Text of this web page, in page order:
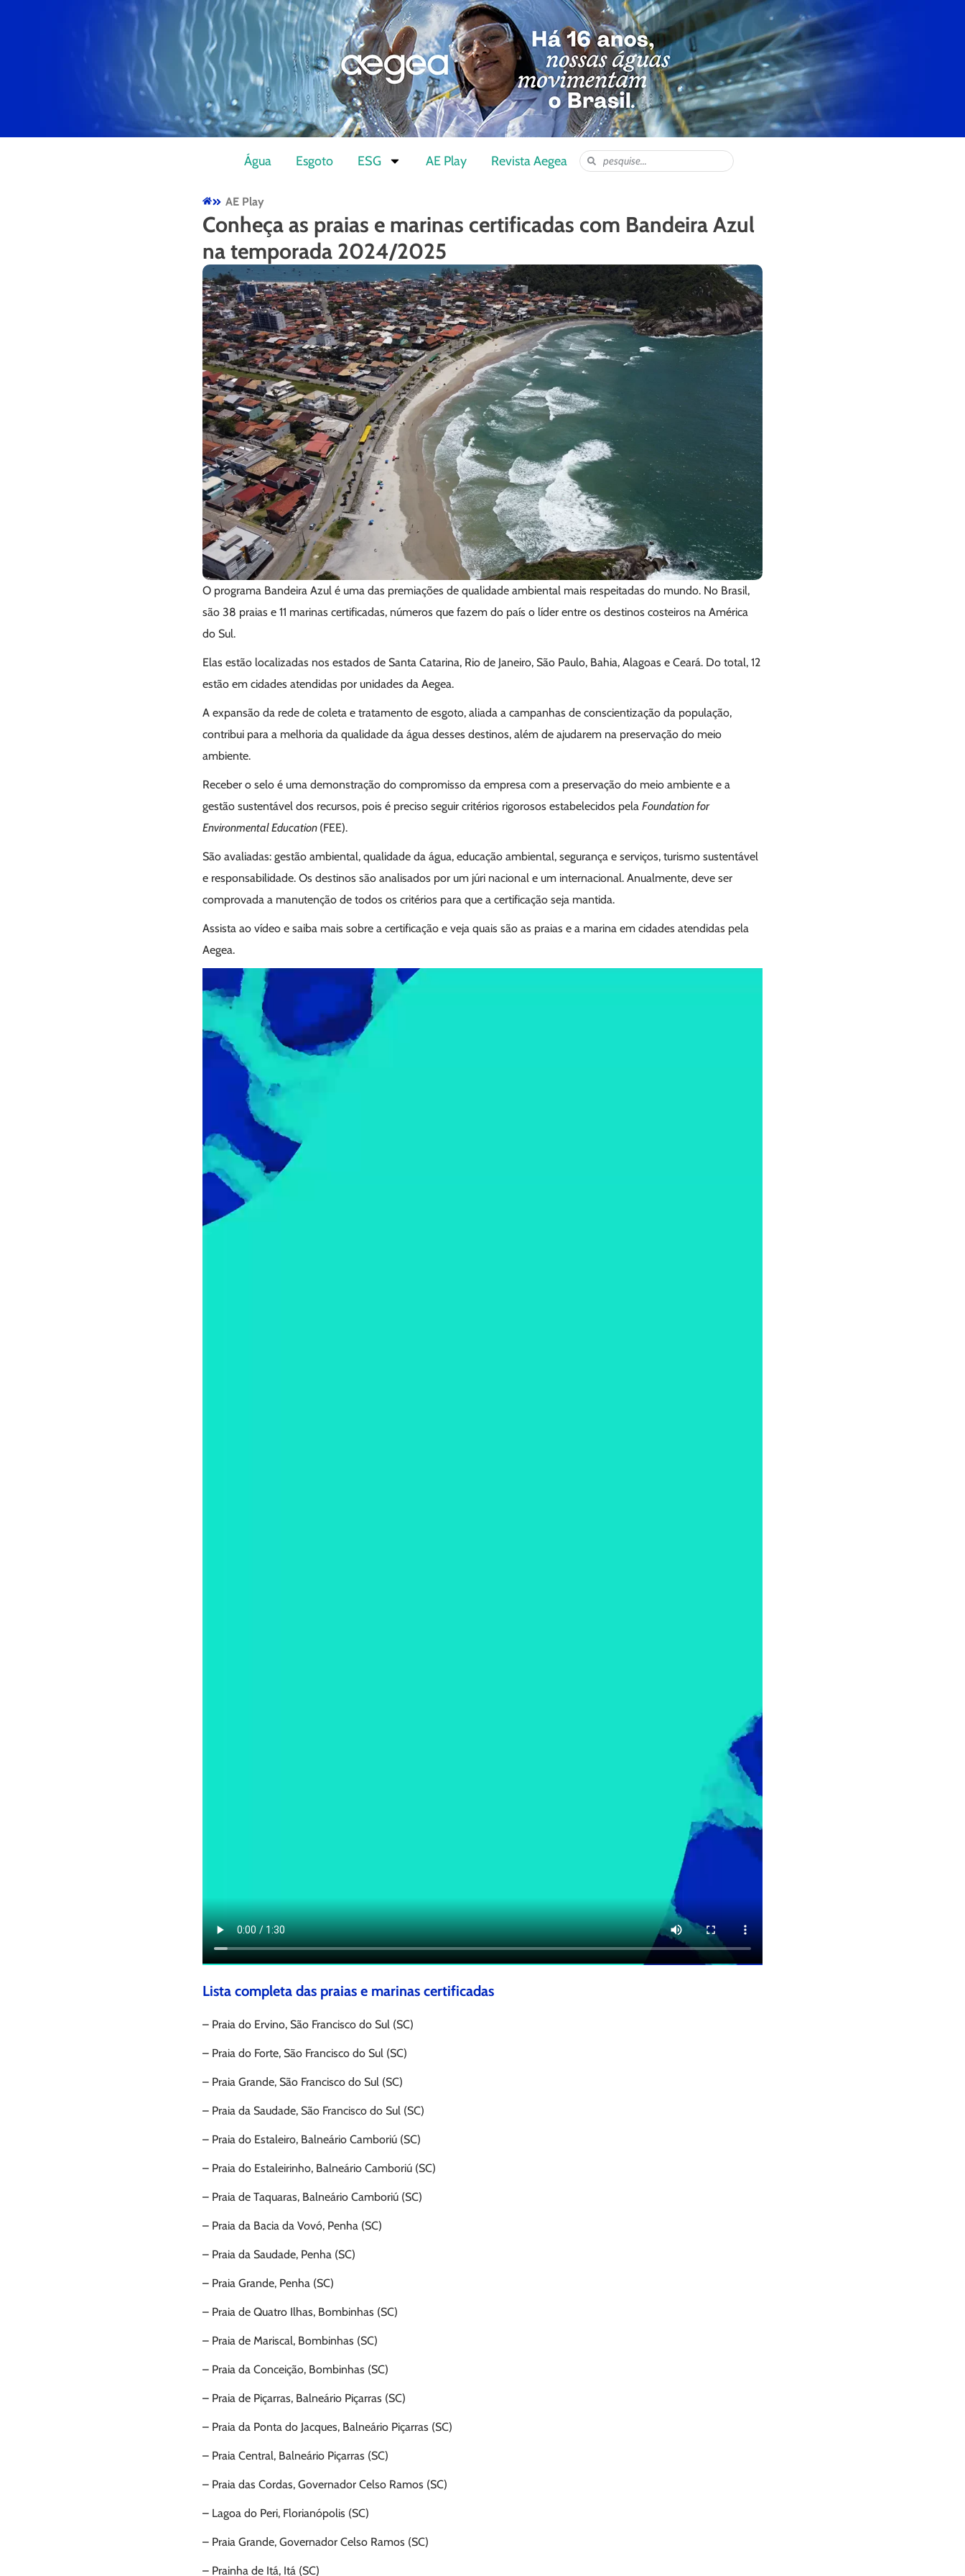
Água Esgoto ESG AE Play Revista Aegea
AE Play
Conheça as praias e marinas certificadas com Bandeira Azul
na temporada 2024/2025
O programa Bandeira Azul é uma das premiações de qualidade ambiental mais respeitadas do mundo. No Brasil,
são 38 praias e 11 marinas certificadas, números que fazem do país o líder entre os destinos costeiros na América
do Sul.
Elas estão localizadas nos estados de Santa Catarina, Rio de Janeiro, São Paulo, Bahia, Alagoas e Ceará. Do total, 12
estão em cidades atendidas por unidades da Aegea.
A expansão da rede de coleta e tratamento de esgoto, aliada a campanhas de conscientização da população,
contribui para a melhoria da qualidade da água desses destinos, além de ajudarem na preservação do meio
ambiente.
Receber o selo é uma demonstração do compromisso da empresa com a preservação do meio ambiente e a
gestão sustentável dos recursos, pois é preciso seguir critérios rigorosos estabelecidos pela Foundation for
Environmental Education (FEE).
São avaliadas: gestão ambiental, qualidade da água, educação ambiental, segurança e serviços, turismo sustentável
e responsabilidade. Os destinos são analisados por um júri nacional e um internacional. Anualmente, deve ser
comprovada a manutenção de todos os critérios para que a certificação seja mantida.
Assista ao vídeo e saiba mais sobre a certificação e veja quais são as praias e a marina em cidades atendidas pela
Aegea.
Lista completa das praias e marinas certificadas
– Praia do Ervino, São Francisco do Sul (SC)
– Praia do Forte, São Francisco do Sul (SC)
– Praia Grande, São Francisco do Sul (SC)
– Praia da Saudade, São Francisco do Sul (SC)
– Praia do Estaleiro, Balneário Camboriú (SC)
– Praia do Estaleirinho, Balneário Camboriú (SC)
– Praia de Taquaras, Balneário Camboriú (SC)
– Praia da Bacia da Vovó, Penha (SC)
– Praia da Saudade, Penha (SC)
– Praia Grande, Penha (SC)
– Praia de Quatro Ilhas, Bombinhas (SC)
– Praia de Mariscal, Bombinhas (SC)
– Praia da Conceição, Bombinhas (SC)
– Praia de Piçarras, Balneário Piçarras (SC)
– Praia da Ponta do Jacques, Balneário Piçarras (SC)
– Praia Central, Balneário Piçarras (SC)
– Praia das Cordas, Governador Celso Ramos (SC)
– Lagoa do Peri, Florianópolis (SC)
– Praia Grande, Governador Celso Ramos (SC)
– Prainha de Itá, Itá (SC)